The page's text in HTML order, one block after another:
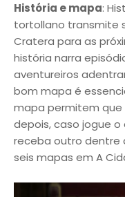
História e mapa:
tortollano transmite
Cratera para as
história narra
aventureiros
bom mapa é
mapa permitem que
depois, caso jogue
receba outro dentre
seis mapas em A